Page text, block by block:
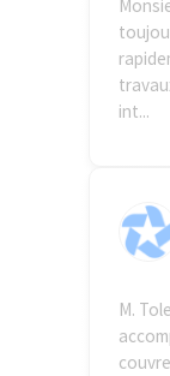
int...
M.